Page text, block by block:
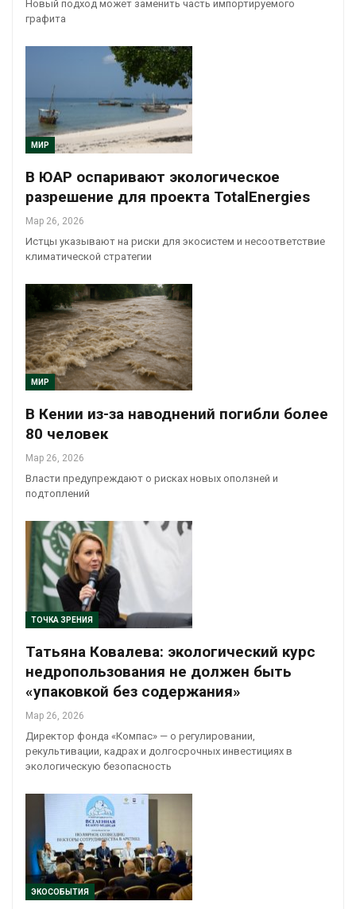
Новый подход может заменить часть импортируемого
графита
МИР
В ЮАР оспаривают экологическое
разрешение для проекта TotalEnergies
Мар 26, 2026
Истцы указывают на риски для экосистем и несоответствие
климатической стратегии
МИР
В Кении из-за наводнений погибли более
80 человек
Мар 26, 2026
Власти предупреждают о рисках новых оползней и
подтоплений
ТОЧКА ЗРЕНИЯ
Татьяна Ковалева: экологический курс
недропользования не должен быть
«упаковкой без содержания»
Мар 26, 2026
Директор фонда «Компас» — о регулировании,
рекультивации, кадрах и долгосрочных инвестициях в
экологическую безопасность
ЭКОСОБЫТИЯ